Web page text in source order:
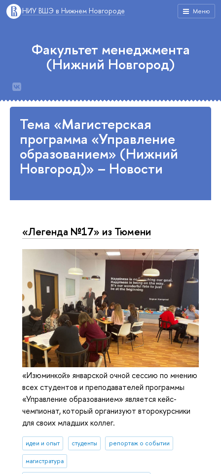
Меню
НИУ ВШЭ в Нижнем Новгороде
Факультет менеджмента
(Нижний Новгород)
Тема «Магистерская
программа «Управление
образованием» (Нижний
Новгород)» – Новости
«Легенда №17» из Тюмени
«Изюминкой» январской очной сессию по мнению
всех студентов и преподавателей программы
«Управление образованием» является кейс-
чемпионат, который организуют второкурсники
для своих младших коллег.
идеи и опыт студенты репортаж о событии
магистратура